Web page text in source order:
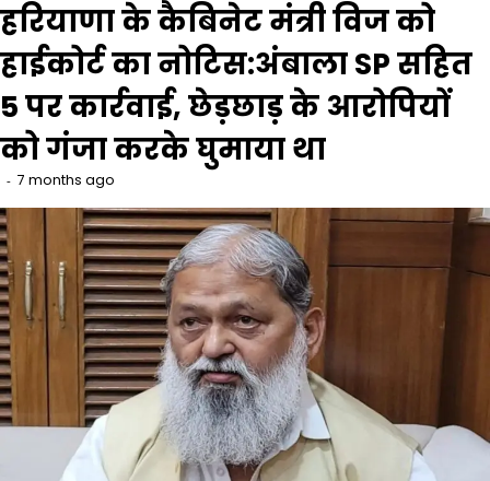
हरियाणा के कैबिनेट मंत्री विज को
हाईकोर्ट का नोटिस:अंबाला SP सहित
5 पर कार्रवाई, छेड़छाड़ के आरोपियों
को गंजा करके घुमाया था
7 months ago